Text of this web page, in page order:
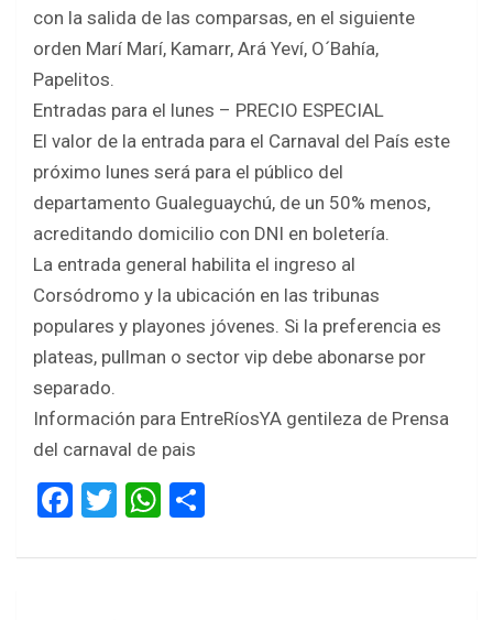
con la salida de las comparsas, en el siguiente
orden Marí Marí, Kamarr, Ará Yeví, O´Bahía,
Papelitos.
Entradas para el lunes – PRECIO ESPECIAL
El valor de la entrada para el Carnaval del País este
próximo lunes será para el público del
departamento Gualeguaychú, de un 50% menos,
acreditando domicilio con DNI en boletería.
La entrada general habilita el ingreso al
Corsódromo y la ubicación en las tribunas
populares y playones jóvenes. Si la preferencia es
plateas, pullman o sector vip debe abonarse por
separado.
Información para EntreRíosYA gentileza de Prensa
del carnaval de pais
F
ce
T
tt
W
at ar